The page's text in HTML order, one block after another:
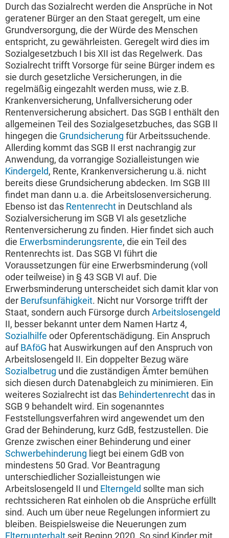
Durch das Sozialrecht werden die Ansprüche in Not
geratener Bürger an den Staat geregelt, um eine
Grundversorgung, die der Würde des Menschen
entspricht, zu gewährleisten. Geregelt wird dies im
Sozialgesetzbuch I bis XII ist das Regelwerk. Das
Sozialrecht trifft Vorsorge für seine Bürger indem es
sie durch gesetzliche Versicherungen, in die
regelmäßig eingezahlt werden muss, wie z.B.
Krankenversicherung, Unfallversicherung oder
Rentenversicherung absichert. Das SGB I enthält den
allgemeinen Teil des Sozialgesetzbuches, das SGB II
hingegen die Grundsicherung für Arbeitssuchende.
Allerding kommt das SGB II erst nachrangig zur
Anwendung, da vorrangige Sozialleistungen wie
Kindergeld, Rente, Krankenversicherung u.ä. nicht
bereits diese Grundsicherung abdecken. Im SGB III
findet man dann u.a. die Arbeitslosenversicherung.
Ebenso ist das Rentenrecht in Deutschland als
Sozialversicherung im SGB VI als gesetzliche
Rentenversicherung zu finden. Hier findet sich auch
die Erwerbsminderungsrente, die ein Teil des
Rentenrechts ist. Das SGB VI führt die
Voraussetzungen für eine Erwerbsminderung (voll
oder teilweise) in § 43 SGB VI auf. Die
Erwerbsminderung unterscheidet sich damit klar von
der Berufsunfähigkeit. Nicht nur Vorsorge trifft der
Staat, sondern auch Fürsorge durch Arbeitslosengeld
II, besser bekannt unter dem Namen Hartz 4,
Sozialhilfe oder Opferentschädigung. Ein Anspruch
aufBAföG hat Auswirkungen auf den Anspruch von
Arbeitslosengeld II. Ein doppelter Bezug wäre
Sozialbetrug und die zuständigen Ämter bemühen
sich diesen durch Datenabgleich zu minimieren. Ein
weiteres Sozialrecht ist das Behindertenrechtdas in
SGB 9 behandelt wird. Ein sogenanntes
Feststellungsverfahren wird angewendet um den
Grad der Behinderung, kurz GdB, festzustellen. Die
Grenze zwischen einer Behinderung und einer
Schwerbehinderung liegt bei einem GdB von
mindestens 50 Grad. Vor Beantragung
unterschiedlicher Sozialleistungen wie
Arbeitslosengeld II und Elterngeld sollte man sich
rechtssicheren Rat einholen ob die Ansprüche erfüllt
sind. Auch um über neue Regelungen informiert zu
bleiben. Beispielsweise die Neuerungen zum
Elternunterhalt seit Beginn 2020. So sind Kinder mit